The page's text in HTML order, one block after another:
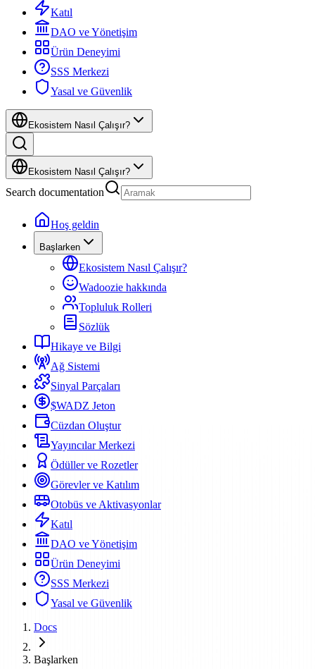
Katıl
DAO ve Yönetişim
Ürün Deneyimi
SSS Merkezi
Yasal ve Güvenlik
Ekosistem Nasıl Çalışır?
Ekosistem Nasıl Çalışır?
Search documentation
Hoş geldin
Başlarken
Ekosistem Nasıl Çalışır?
Wadoozie hakkında
Topluluk Rolleri
Sözlük
Hikaye ve Bilgi
Ağ Sistemi
Sinyal Parçaları
$WADZ Jeton
Cüzdan Oluştur
Yayıncılar Merkezi
Ödüller ve Rozetler
Görevler ve Katılım
Otobüs ve Aktivasyonlar
Katıl
DAO ve Yönetişim
Ürün Deneyimi
SSS Merkezi
Yasal ve Güvenlik
Docs
Başlarken